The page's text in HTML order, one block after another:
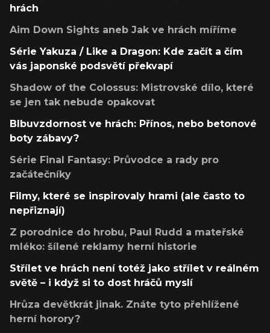
hrách
Aim Down Sights aneb Jak ve hrách míříme
Série Yakuza / Like a Dragon: Kde začít a čím
vás japonské podsvětí překvapí
Shadow of the Colossus: Mistrovské dílo, které
se jen tak nebude opakovat
Blbuvzdornost ve hrách: Přínos, nebo betonové
boty zábavy?
Série Final Fantasy: Průvodce a rady pro
začátečníky
Filmy, které se inspirovaly hrami (ale často to
nepřiznají)
Z porodnice do hrobu, Paul Rudd a mateřské
mléko: šílené reklamy herní historie
Střílet ve hrách není totéž jako střílet v reálném
světě – i když si to dost hráčů myslí
Hrůza devětkrát jinak. Znáte tyto přehlížené
herní horory?